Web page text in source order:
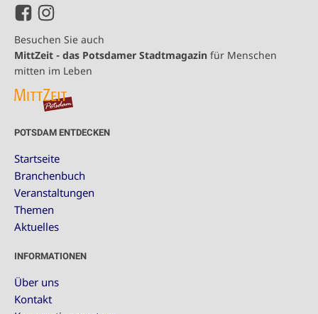
Besuchen Sie auch
MittZeit - das Potsdamer Stadtmagazin für Menschen
mitten im Leben
POTSDAM ENTDECKEN
Startseite
Branchenbuch
Veranstaltungen
Themen
Aktuelles
INFORMATIONEN
Über uns
Kontakt